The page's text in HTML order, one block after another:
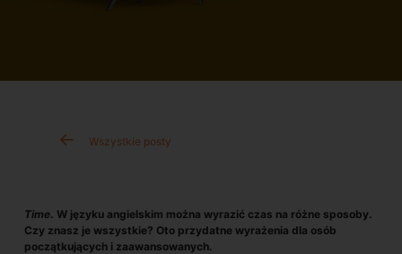
Wszystkie posty
Time. W języku angielskim można wyrazić czas na różne sposoby.
Czy znasz je wszystkie? Oto przydatne wyrażenia dla osób
początkujących i zaawansowanych.